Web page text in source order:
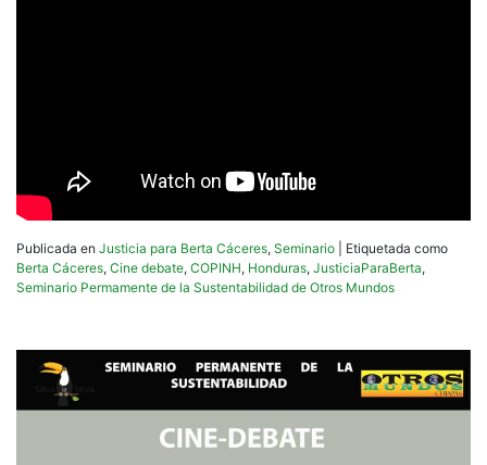
Publicada en Justicia para Berta Cáceres, Seminario
Etiquetada como
Berta Cáceres, Cine debate, COPINH, Honduras, JusticiaParaBerta,
Seminario Permamente de la Sustentabilidad de Otros Mundos